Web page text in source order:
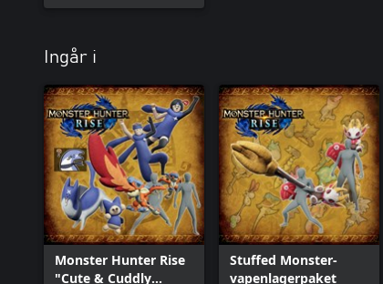
Ingår i
Monster Hunter Rise
"Cute & Cuddly
Stuffed Monster-
vapenlagerpaket